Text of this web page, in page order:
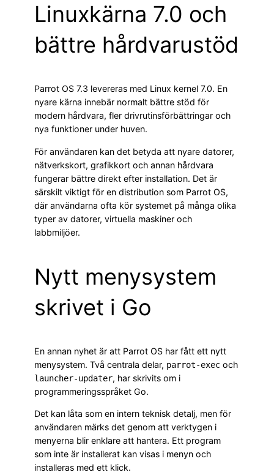
Linuxkärna 7.0 och
bättre hårdvarustöd
Parrot OS 7.3 levereras med Linux kernel 7.0. En
nyare kärna innebär normalt bättre stöd för
modern hårdvara, fler drivrutinsförbättringar och
nya funktioner under huven.
För användaren kan det betyda att nyare datorer,
nätverkskort, grafikkort och annan hårdvara
fungerar bättre direkt efter installation. Det är
särskilt viktigt för en distribution som Parrot OS,
där användarna ofta kör systemet på många olika
typer av datorer, virtuella maskiner och
labbmiljöer.
Nytt menysystem
skrivet i Go
En annan nyhet är att Parrot OS har fått ett nytt
menysystem. Två centrala delar, parrot-exec och
launcher-updater, har skrivits om i
programmeringsspråket Go.
Det kan låta som en intern teknisk detalj, men för
användaren märks det genom att verktygen i
menyerna blir enklare att hantera. Ett program
som inte är installerat kan visas i menyn och
installeras med ett klick.